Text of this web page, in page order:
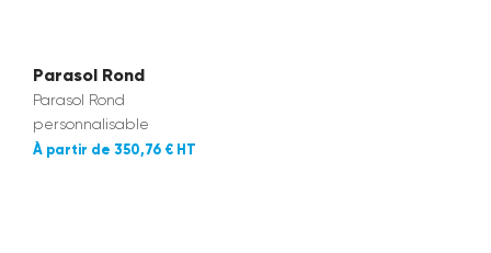
Parasol Rond
Parasol Rond
personnalisable
350,76 €